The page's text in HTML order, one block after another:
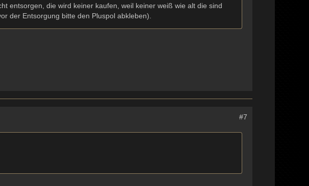
entsorgen, die wird keiner kaufen, weil keiner weiß wie alt die sind
der Entsorgung bitte den Pluspol abkleben).
#7